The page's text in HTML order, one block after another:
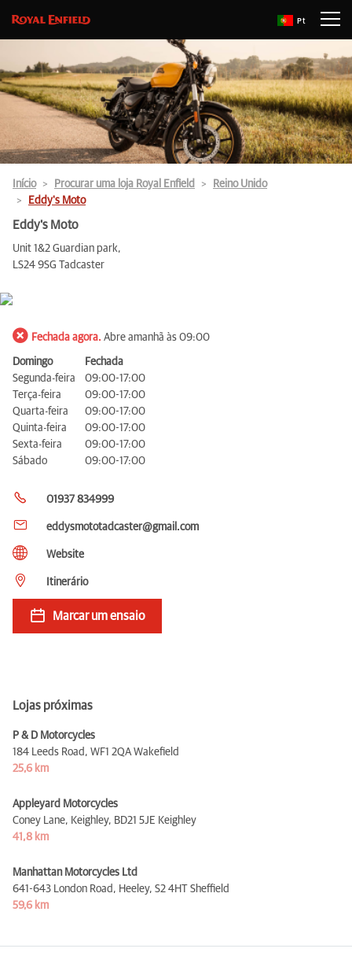
Pt
Início Procurar uma loja Royal Enfield
Reino Unido
Eddy's Moto
Eddy's Moto
Unit 1&2 Guardian park,
LS24 9SG Tadcaster
Fechada agora. Abre amanhã às 09:00
Domingo
Fechada
Segunda-feira
09:00-17:00
Terça-feira
09:00-17:00
Quarta-feira
09:00-17:00
Quinta-feira
09:00-17:00
Sexta-feira
09:00-17:00
Sábado
09:00-17:00
01937 834999
eddysmototadcaster@gmail.com
Website
Itinerário
Marcar um ensaio
Lojas próximas
P & D Motorcycles
184 Leeds Road, WF1 2QA Wakefield
25,6 km
Appleyard Motorcycles
Coney Lane, Keighley, BD21 5JE Keighley
41,8 km
Manhattan Motorcycles Ltd
641-643 London Road, Heeley, S2 4HT Sheffield
59,6 km